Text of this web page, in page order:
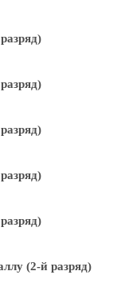
(2-й разряд)